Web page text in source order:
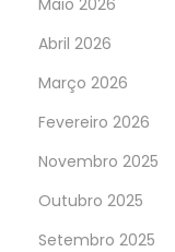
Maio 2026
Abril 2026
Março 2026
Fevereiro 2026
Novembro 2025
Outubro 2025
Setembro 2025